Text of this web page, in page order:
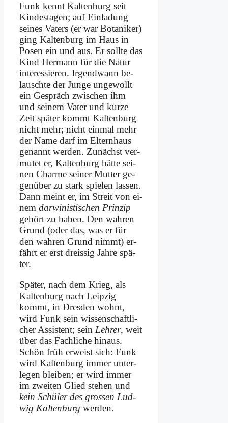
Funk kennt Kal­ten­burg seit
Kin­desta­gen; auf Ein­la­dung
sei­nes Va­ters (er war Bo­ta­ni­ker)
ging Kal­ten­burg im Haus in
Po­sen ein und aus. Er soll­te das
Kind Her­mann für die Na­tur
in­ter­es­sie­ren. Ir­gend­wann be­
lausch­te der Jun­ge un­ge­wollt
ein Ge­spräch zwi­schen ihm
und sei­nem Va­ter und kur­ze
Zeit spä­ter kommt Kal­ten­burg
nicht mehr; nicht ein­mal mehr
der Na­me darf im El­tern­haus
ge­nannt wer­den. Zu­nächst ver­
mu­tet er, Kal­ten­burg hät­te sei­
nen Charme sei­ner Mut­ter ge­
gen­über zu stark spie­len las­sen.
Dann meint er, im Streit von ei­
nem dar­wi­ni­sti­schen Prin­zip
ge­hört zu ha­ben. Den wah­ren
Grund (oder das, was er für
den wah­ren Grund nimmt) er­
fährt er erst drei­ssig Jah­re spä­
ter.
Spä­ter, nach dem Krieg, als
Kal­ten­burg nach Leip­zig
kommt, in Dres­den wohnt,
wird Funk sein wis­sen­schaft­li­
cher As­si­stent; sein Leh­rer, weit
über das Fach­li­che hin­aus.
Schön früh er­weist sich: Funk
wird Kal­ten­burg im­mer un­ter­
le­gen blei­ben; er wird im­mer
im zwei­ten Glied ste­hen und
kein Schü­ler des gro­ssen Lud­
wig Kal­ten­burg wer­den.